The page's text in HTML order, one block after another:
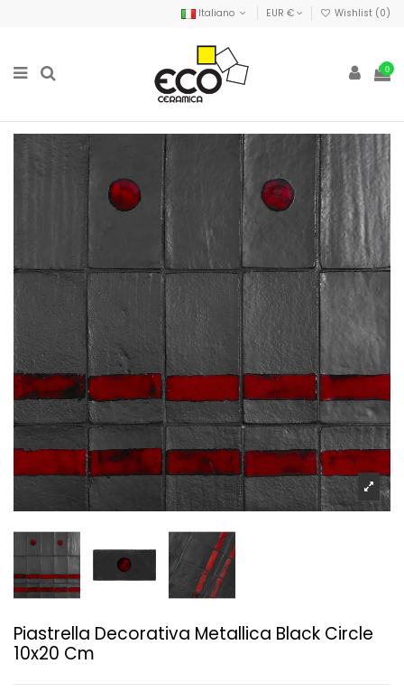
Italiano EUR € Wishlist (0)
0
Piastrella Decorativa Metallica Black Circle
10x20 Cm